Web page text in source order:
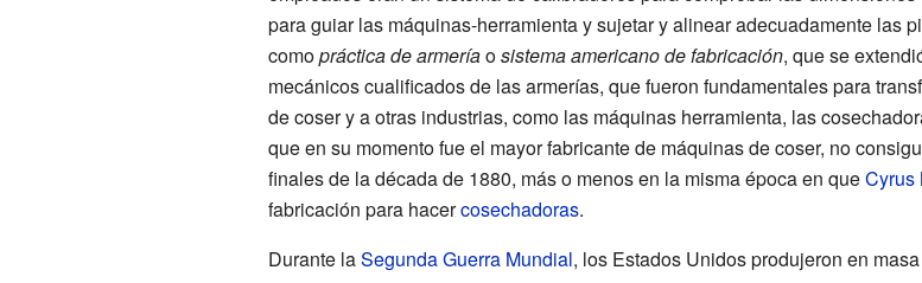
para guiar las máquinas-herramienta y sujetar y alinear adecuadamente las
comopráctica de armeríaosistema americano de fabricación, que se
mecánicos cualificados de las armerías, que fueron fundamentales para
de coser y a otras industrias, como las máquinas herramienta, las
que en su momento fue el mayor fabricante de máquinas de coser, no
finales de la década de 1880, más o menos en la misma época en queCyrus
fabricación para hacercosechadoras.
Durante laSegunda Guerra Mundial, los Estados Unidos produjeron en masa